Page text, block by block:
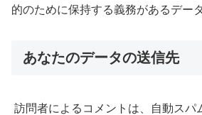
的のために保持する義務があるデー
あなたのデータの送信先
訪問者によるコメントは、自動スパ